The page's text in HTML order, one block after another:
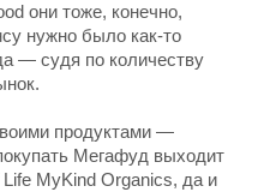
они тоже, конечно,
нужно было как-то
— судя по количеству
продуктами —
Мегафуд выходит
MyKind Organics, да и